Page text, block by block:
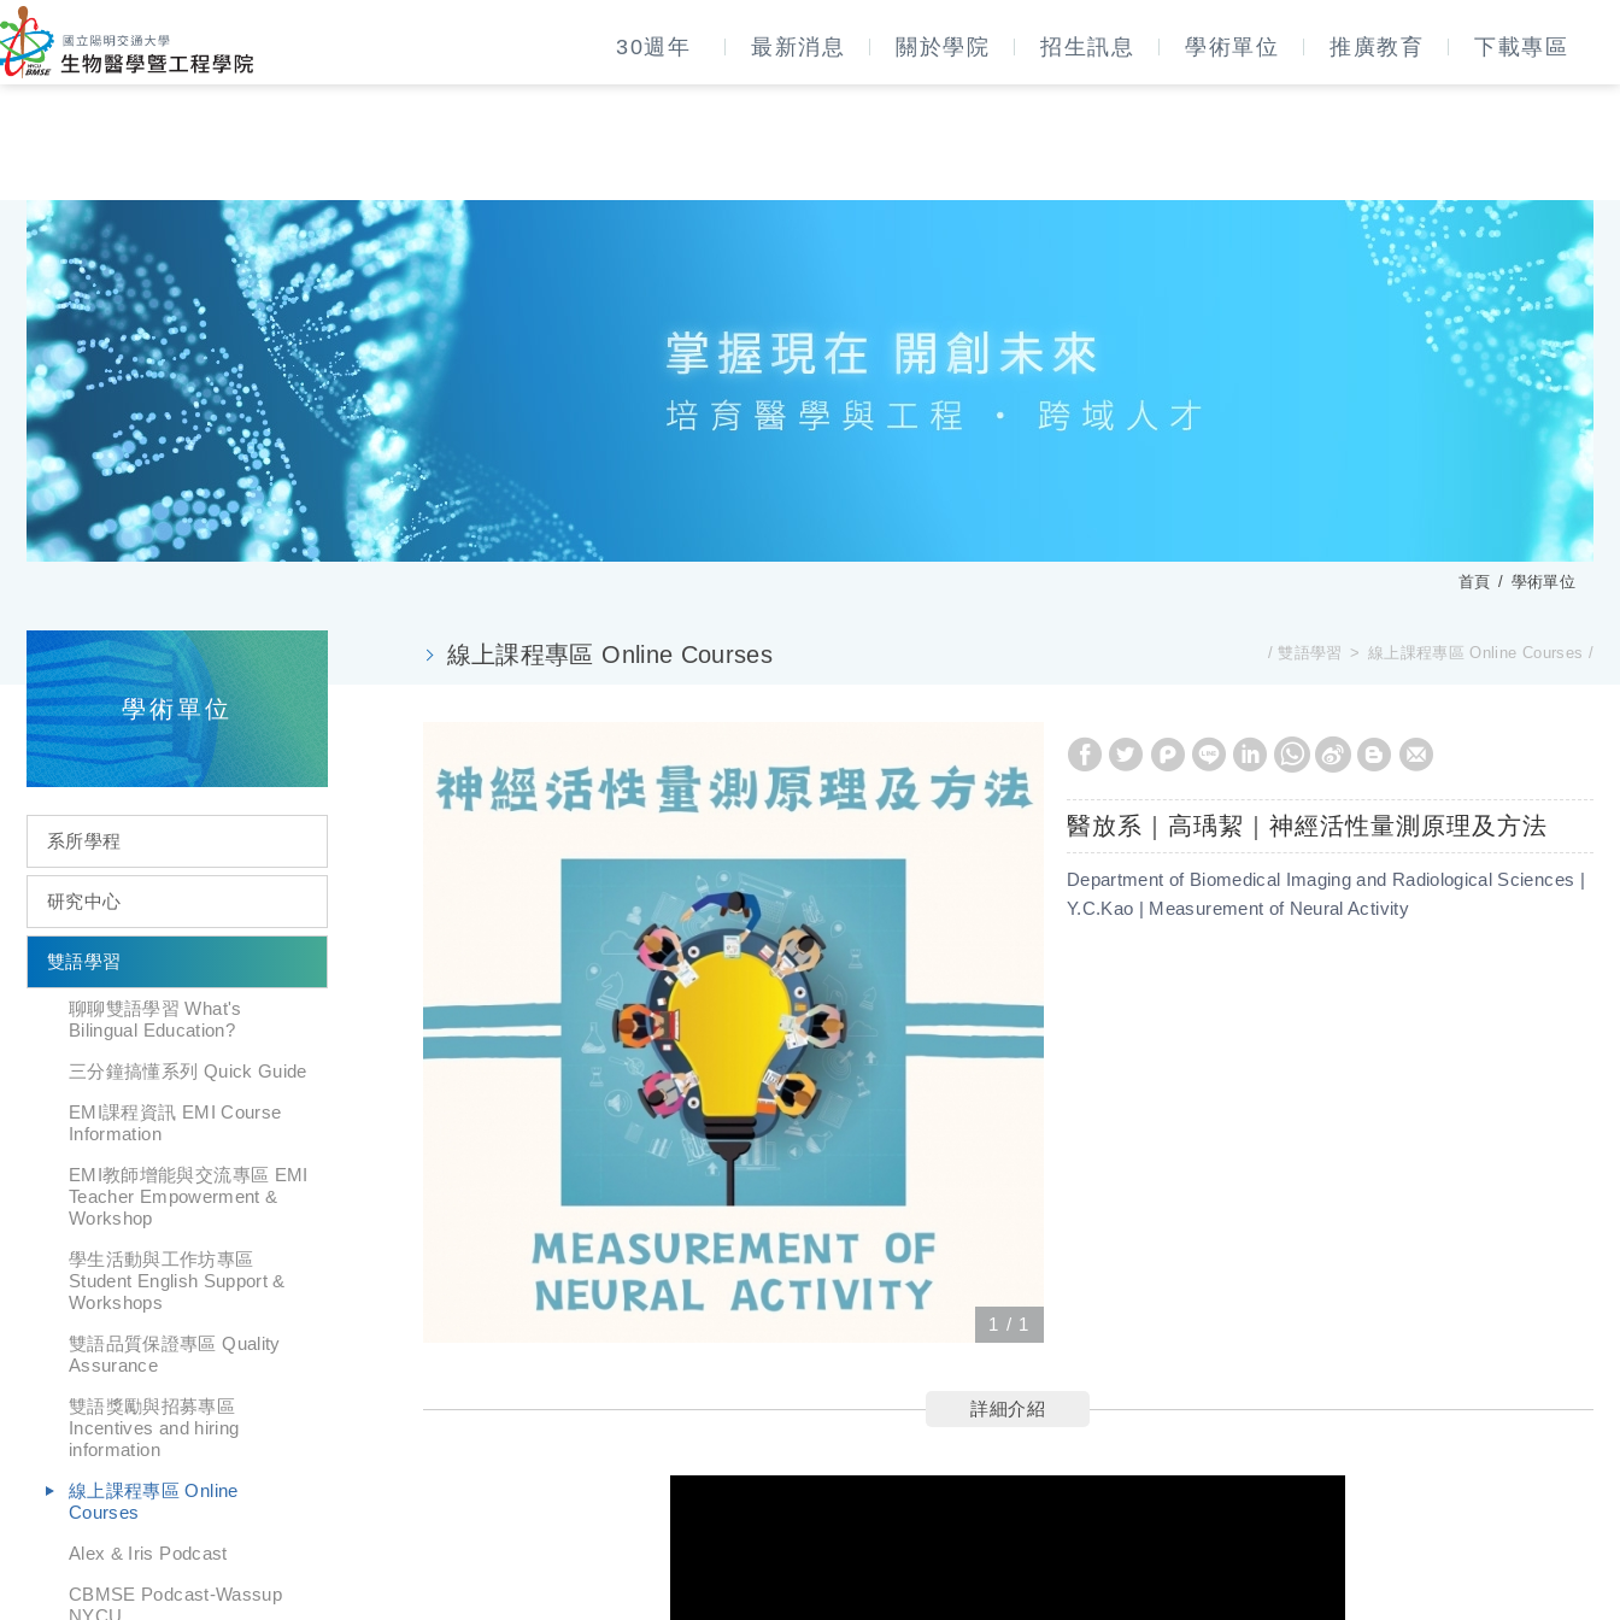
30週年 最新消息 關於學院 招生訊息 學術單位 推廣教育 下載專區
首頁 學術單位
學術單位
系所學程
研究中心
雙語學習
聊聊雙語學習 What's
Bilingual Education?
三分鐘搞懂系列 Quick Guide
EMI課程資訊 EMI Course
Information
EMI教師增能與交流專區 EMI
Teacher Empowerment &
Workshop
學生活動與工作坊專區
Student English Support &
Workshops
雙語品質保證專區 Quality
Assurance
雙語獎勵與招募專區
Incentives and hiring
information
線上課程專區 Online
Courses
Alex & Iris Podcast
CBMSE Podcast-Wassup
NYCU
線上課程專區 Online Courses 雙語學習 線上課程專區 Online Courses
醫放系｜高瑀絜｜神經活性量測原理及方法
Department of Biomedical Imaging and Radiological Sciences |
Y.C.Kao | Measurement of Neural Activity
1 / 1
詳細介紹